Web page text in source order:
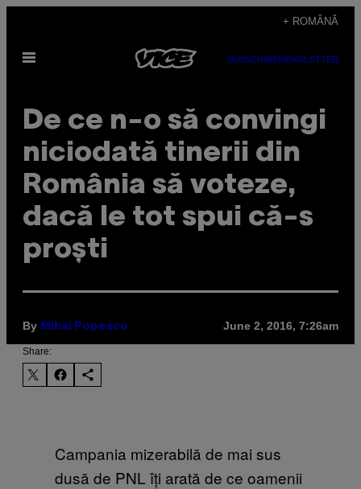
content
+ ROMÂNĂ
Open
SUBSCRIBENEWSLETTER
De ce n-o să convingi
niciodată tinerii din
România să voteze,
dacă le tot spui că-s
proști
By Mihai Popescu June 2, 2016, 7:26am
Share:
Campania mizerabilă de mai sus
dusă de PNL îți arată de ce oamenii